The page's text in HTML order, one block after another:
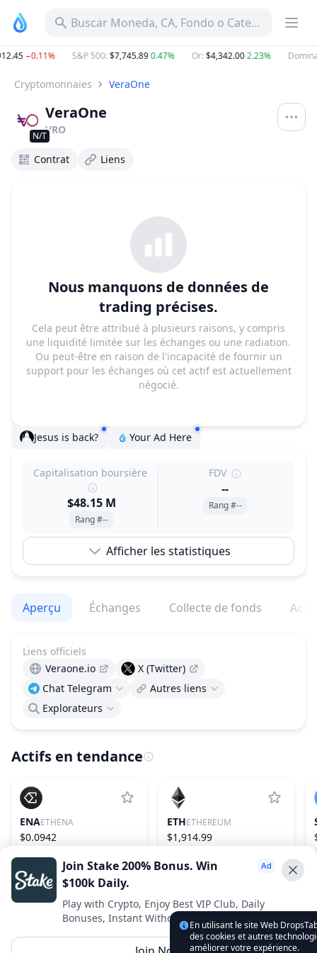
Buscar Moneda, CA, Fondo o Categoría
−0.11% S&P 500: $7,745.890.47% Or: $4,342.002.23%
Cryptomonnaies VeraOne
N/T
VeraOne
VRO
Contrat Liens
Nous manquons de données de
trading précises.
Cela peut être attribué à plusieurs raisons, y compris
une liquidité limitée sur les échanges ou une radiation.
Ou peut-être en raison de l'incapacité de fournir un
support pour les échanges où cet actif est actuellement
négocié.
Jesus is back? Your Ad Here
Capitalisation boursière
$48.15 M
Rang #--
FDV
--
Rang #--
Afficher les statistiques
Aperçu Échanges Collecte de fonds
Liens officiels
Veraone.io
X (Twitter)
Chat Telegram
Autres liens
Explorateurs
Actifs en tendance
ENAETHENA
$0.0942
ETHETHEREUM
$1,914.99
Advertise With Us ⭐️
Interested in advertising? Reach us out
DropsTab.com
En utilisant le site Web
des cookies et autres
améliorer votre expérience.
Join Stake 200% Bonus. Win
$100k Daily.
Play with Crypto, Enjoy Best VIP Club, Daily
Bonuses, Instant Withdrawals.